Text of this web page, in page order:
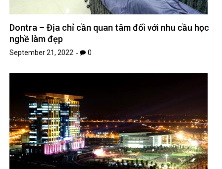
Dontra – Địa chỉ cần quan tâm đối với nhu cầu học
nghề làm đẹp
September 21, 2022 0